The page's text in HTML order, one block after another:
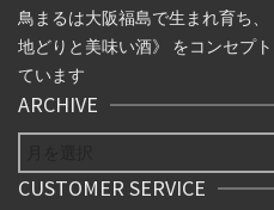
鳥まるは大阪福島で生まれ育ち
地どりと美味い酒》 をコンセプ
ています
ARCHIVE
CUSTOMER SERVICE